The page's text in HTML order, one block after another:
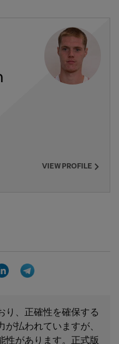
VIEW PROFILE
LinkedIn
り、正確性を確保する
払われていますが、
性があります。正式版